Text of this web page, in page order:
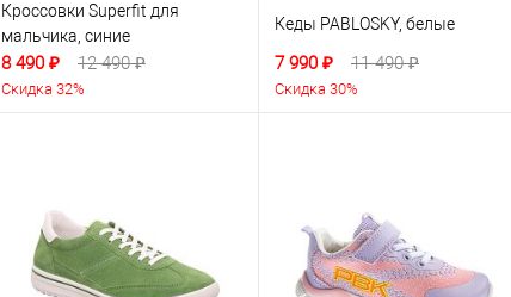
Кроссовки Superfit для
мальчика, синие
8 490 ₽ 12 490 ₽
Скидка 32%
Кеды PABLOSKY, белые
7 990 ₽ 11 490 ₽
Скидка 30%